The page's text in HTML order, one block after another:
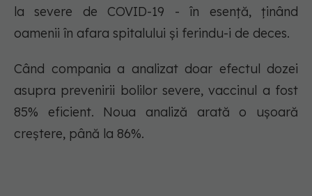
la severe de COVID-19 - în esență, ținând
oamenii în afara spitalului și ferindu-i de deces.
Când compania a analizat doar efectul dozei
asupra prevenirii bolilor severe, vaccinul a fost
85% eficient. Noua analiză arată o ușoară
creștere, până la 86%.